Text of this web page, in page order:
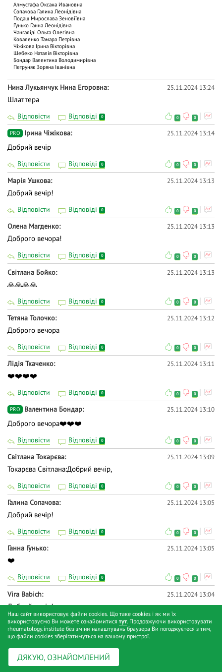
Алмустафа Оксана Ивановна
Сопачова Галина Леонідівна
Подаш Мирослава Зеновіївна
Гунько Ганна Леонідівна
Чангаліді Ольга Олегівна
Коваленко Тамара Петрівна
Чіжікова Ірина Вікторівна
Шебеко Наталія Вікторівна
Бондар Валентина Володимирівна
Петруняк Зоряна Іванівна
Нина Лукьянчук Нина Егоровна 25.11.2024 13:24
Шлаттера
Відповісти Відповіді 0 0 0
PRO Ірина Чіжікова 25.11.2024 13:14
Добрий вечір
Відповісти Відповіді 0 0 0
Марія Ушкова 25.11.2024 13:13
Добрий вечір!
Відповісти Відповіді 0 0 0
Олена Магденко 25.11.2024 13:13
Доброго вечора!
Відповісти Відповіді 0 0 0
Світлана Бойко 25.11.2024 13:13
🙏🙏🙏🙏
Відповісти Відповіді 0 0 0
Тетяна Толочко 25.11.2024 13:12
Доброго вечора
Відповісти Відповіді 0 0 0
Лідія Ткаченко 25.11.2024 13:11
❤️❤️❤️❤️
Відповісти Відповіді 0 0 0
PRO Валентина Бондар 25.11.2024 13:10
Доброго вечора❤️❤️❤️
Відповісти Відповіді 0 0 0
Світлана Токарєва 25.11.2024 13:09
Токарєва Світлана:Добрий вечір,
Відповісти Відповіді 0 0 0
Галина Сопачова 25.11.2024 13:05
Добрий вечір!
Відповісти Відповіді 0 0 0
Ганна Гунько 25.11.2024 13:05
❤️
Відповісти Відповіді 0 0 0
Vira Babich 25.11.2024 13:04
Добрий вечір!
Відповісти Відповіді 0 0 0
Ірина Чорненька
❤️
Відповісти Відповіді
Наш сайт використовує файли cookies. Що таке cookies і як ми їх
використовуємо Ви можете ознайомитися тут. Продовжуючи використовувати
rheumatology.institute без зміни налаштувань браузера Ви погоджуєтеся з тим,
що файли cookies зберігатимуться на вашому пристрої.
ДЯКУЮ, ОЗНАЙОМЛЕНИЙ